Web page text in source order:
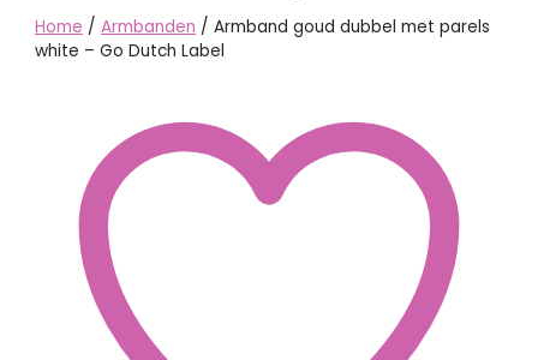
Home /Armbanden / Armband goud dubbel met parels
white – Go Dutch Label